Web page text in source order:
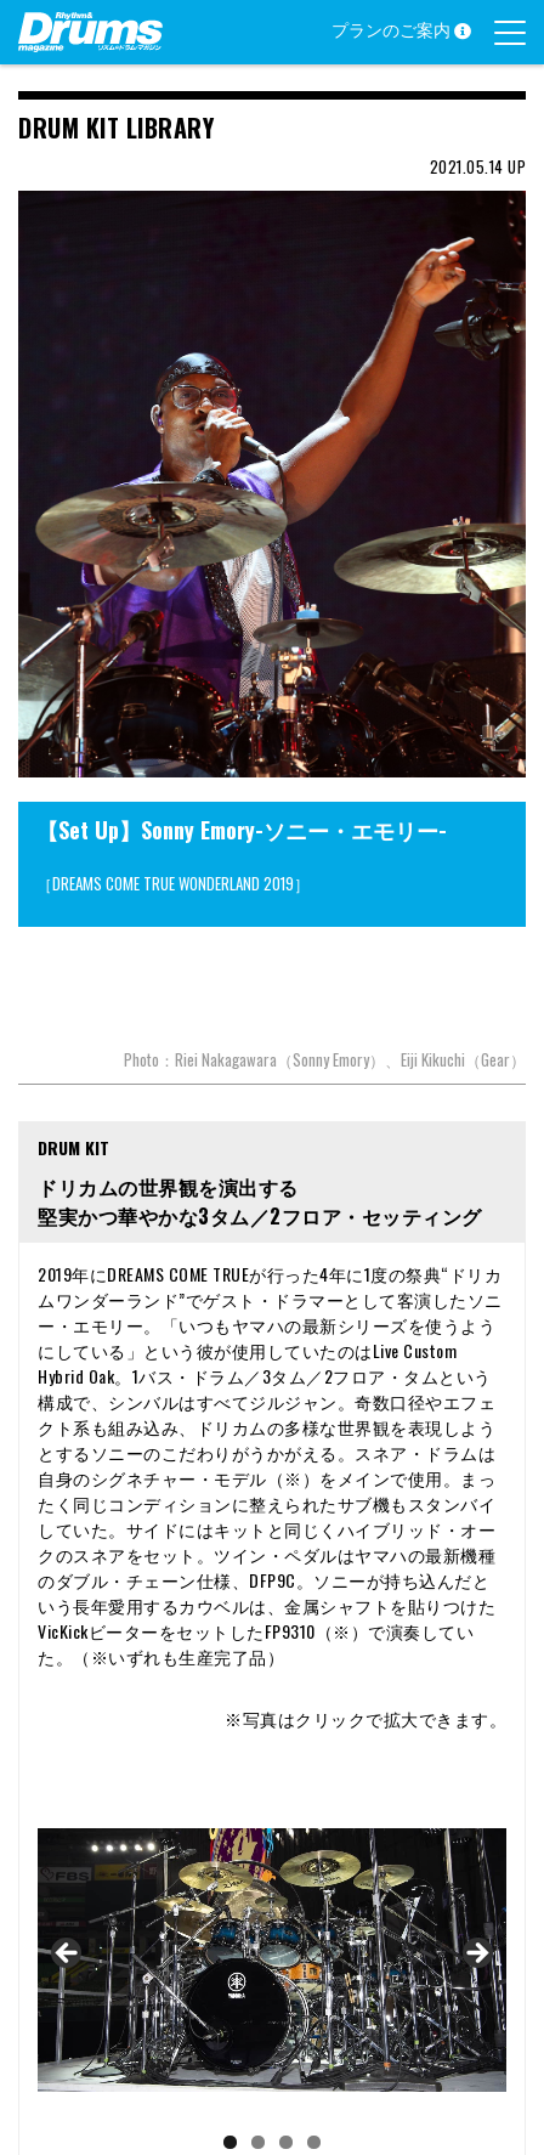
Skip
content
プランのご案内
DRUM KIT LIBRARY
2021.05.14 UP
【Set Up】Sonny Emory-ソニー・エモリー-
［DREAMS COME TRUE WONDERLAND 2019］
Photo：Riei Nakagawara（Sonny Emory）、Eiji Kikuchi（Gear）
DRUM KIT
ドリカムの世界観を演出する
堅実かつ華やかな3タム／2フロア・セッティング
2019年にDREAMS COME TRUEが行った4年に1度の祭典“ドリカ
ムワンダーランド”でゲスト・ドラマーとして客演したソニ
ー・エモリー。「いつもヤマハの最新シリーズを使うよう
にしている」という彼が使用していたのはLive Custom
Hybrid Oak。1バス・ドラム／3タム／2フロア・タムという
構成で、シンバルはすべてジルジャン。奇数口径やエフェ
クト系も組み込み、ドリカムの多様な世界観を表現しよう
とするソニーのこだわりがうかがえる。スネア・ドラムは
自身のシグネチャー・モデル（※）をメインで使用。まっ
たく同じコンディションに整えられたサブ機もスタンバイ
していた。サイドにはキットと同じくハイブリッド・オー
クのスネアをセット。ツイン・ペダルはヤマハの最新機種
のダブル・チェーン仕様、DFP9C。ソニーが持ち込んだと
いう長年愛用するカウベルは、金属シャフトを貼りつけた
VicKickビーターをセットしたFP9310（※）で演奏してい
た。（※いずれも生産完了品）
※写真はクリックで拡大できます。